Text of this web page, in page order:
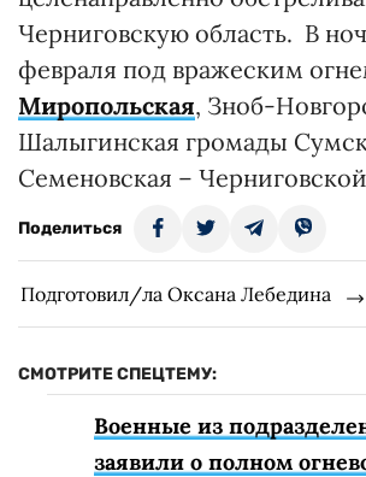
Черниговскую область. В
февраля под вражеским
Миропольская, Зноб-
Шалыгинская громады
Семеновская –
Поделиться
Подготовил/ла Оксана Лебедина
СМОТРИТЕ СПЕЦТЕМУ:
Военные из
заявили о полном